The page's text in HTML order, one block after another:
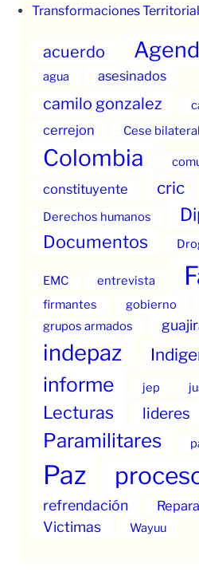
Transformaciones
acuerdo
agua asesinados
camilo gonzalez
cerrejon Cese bilateral
Colombia
constituyente cric
Derechos humanos
Documentos
EMC entrevista
firmantes gobierno
grupos armados
indepaz
informe jep
Lecturas lideres
Paramilitares
Paz
refrendación
Victimas
Wayuu